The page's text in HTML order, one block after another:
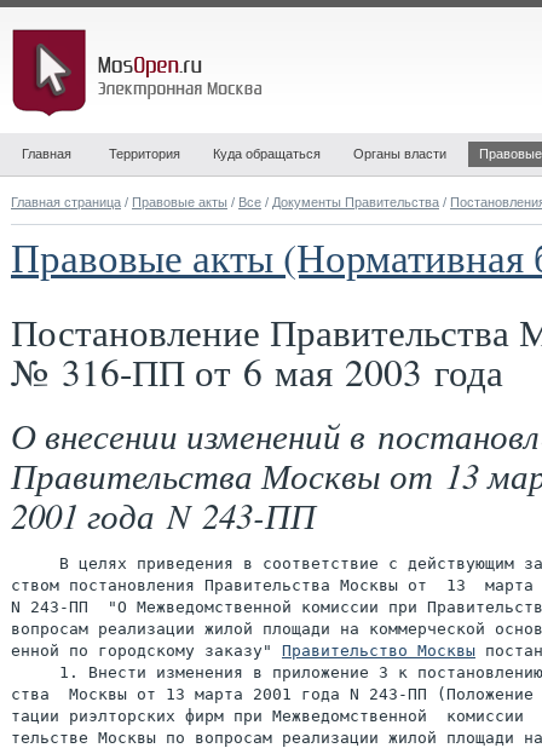
Главная Территория Куда обращаться Органы власти
Главная страница / Правовые акты / Все / Документы Правительства /
Правовые акты (Нормативная
Постановление Правительства
№ 316-ПП от 6 мая 2003 года
О внесении изменений в
Правительства Москвы от 13
2001 года N 243-ПП
В целях приведения в соответствие с действующим
ством постановления Правительства Москвы от  13
N 243-ПП  "О Межведомственной комиссии при
вопросам реализации жилой площади на коммерческой
енной по городскому заказу" Правительство Москвы
1. Внести изменения в приложение 3 к
ства  Москвы от 13 марта 2001 года N 243-ПП (Положение
тации риэлторских фирм при Межведомственной
тельстве Москвы по вопросам реализации жилой площади